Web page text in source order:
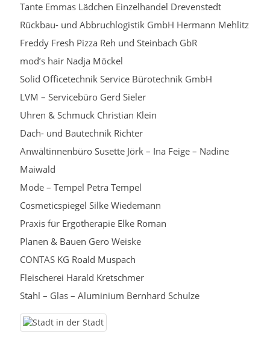
Tante Emmas Lädchen Einzelhandel Drevenstedt
Rückbau- und Abbruchlogistik GmbH Hermann Mehlitz
Freddy Fresh Pizza Reh und Steinbach GbR
mod’s hair Nadja Möckel
Solid Officetechnik Service Bürotechnik GmbH
LVM – Servicebüro Gerd Sieler
Uhren & Schmuck Christian Klein
Dach- und Bautechnik Richter
Anwältinnenbüro Susette Jörk – Ina Feige – Nadine
Maiwald
Mode – Tempel Petra Tempel
Cosmeticspiegel Silke Wiedemann
Praxis für Ergotherapie Elke Roman
Planen & Bauen Gero Weiske
CONTAS KG Roald Muspach
Fleischerei Harald Kretschmer
Stahl – Glas – Aluminium Bernhard Schulze